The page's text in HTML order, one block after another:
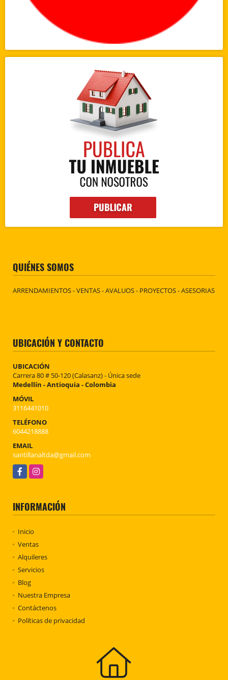
QUIÉNES SOMOS
ARRENDAMIENTOS - VENTAS - AVALUOS - PROYECTOS - ASESORIAS
UBICACIÓN Y CONTACTO
UBICACIÓN
Carrera 80 # 50-120 (Calasanz) - Única sede
Medellín - Antioquia - Colombia
MÓVIL
3116441010
TELÉFONO
6044218888
EMAIL
santillanaltda@gmail.com
FacebookInstagram
INFORMACIÓN
Inicio
Ventas
Alquileres
Servicios
Blog
Nuestra Empresa
Contáctenos
Políticas de privacidad